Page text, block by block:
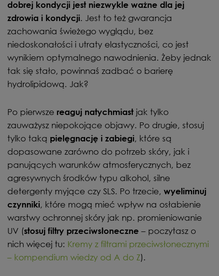
dobrej kondycji jest niezwykle ważne dla jej
zdrowia i kondycji. Jest to też gwarancja
zachowania świeżego wyglądu, bez
niedoskonałości i utraty elastyczności, co jest
wynikiem optymalnego nawodnienia. Żeby jednak
tak się stało, powinnaś zadbać o barierę
hydrolipidową. Jak?
Po pierwsze reaguj natychmiast jak tylko
zauważysz niepokojące objawy. Po drugie, stosuj
tylko taką pielęgnację i zabiegi, które są
dopasowane zarówno do potrzeb skóry, jak i
panujących warunków atmosferycznych, bez
agresywnych środków typu alkohol, silne
detergenty myjące czy SLS. Po trzecie, wyeliminuj
czynniki, które mogą mieć wpływ na osłabienie
warstwy ochronnej skóry jak np. promieniowanie
UV (stosuj filtry przeciwsłoneczne – poczytasz o
nich więcej tu: Kremy z filtrami przeciwsłonecznymi
– kompendium wiedzy od A do Z).